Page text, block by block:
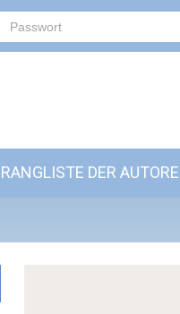
RANGLISTE DER